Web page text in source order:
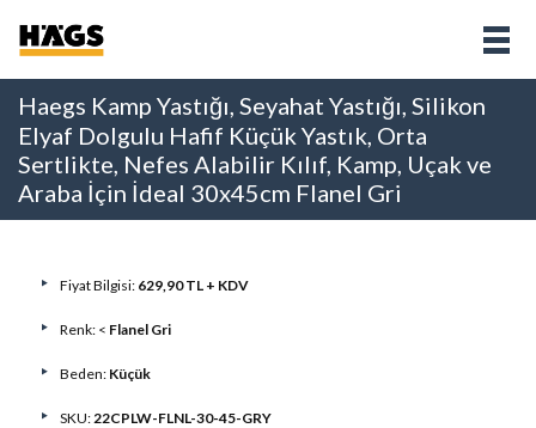
Haegs Kamp Yastığı, Seyahat Yastığı, Silikon
Elyaf Dolgulu Hafif Küçük Yastık, Orta
Sertlikte, Nefes Alabilir Kılıf, Kamp, Uçak ve
Araba İçin İdeal 30x45cm Flanel Gri
Fiyat Bilgisi: 629,90 TL + KDV
Renk: < Flanel Gri
Beden: Küçük
SKU:22CPLW-FLNL-30-45-GRY